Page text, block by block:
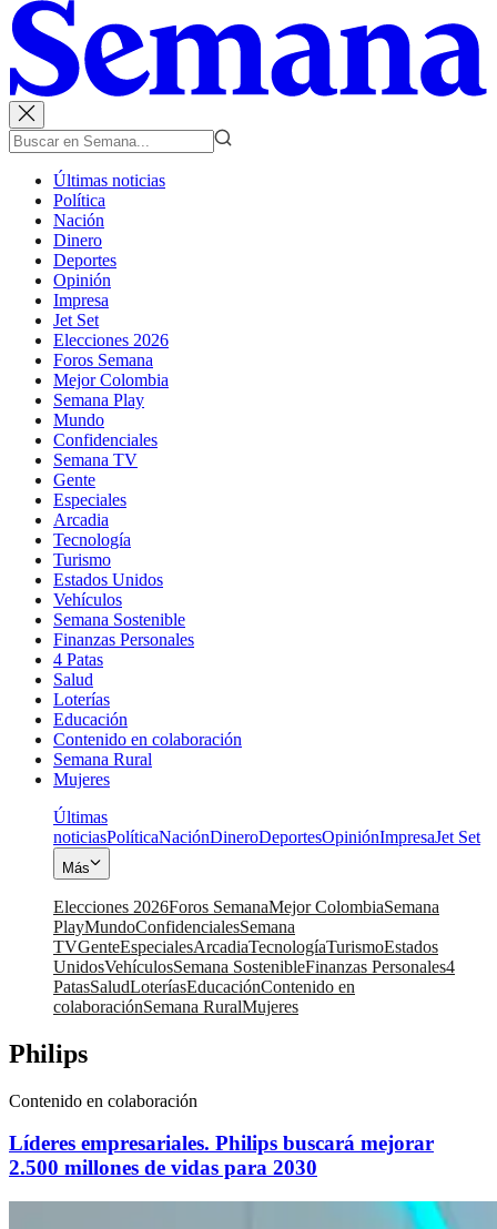
Últimas noticias
Política
Nación
Dinero
Deportes
Opinión
Impresa
Jet Set
Elecciones 2026
Foros Semana
Mejor Colombia
Semana Play
Mundo
Confidenciales
Semana TV
Gente
Especiales
Arcadia
Tecnología
Turismo
Estados Unidos
Vehículos
Semana Sostenible
Finanzas Personales
4 Patas
Salud
Loterías
Educación
Contenido en colaboración
Semana Rural
Mujeres
Últimas
noticiasPolíticaNaciónDineroDeportesOpiniónImpresaJet Set
Más
Elecciones 2026Foros SemanaMejor ColombiaSemana
PlayMundoConfidencialesSemana
TVGenteEspecialesArcadiaTecnologíaTurismoEstados
UnidosVehículosSemana SostenibleFinanzas Personales4
PatasSaludLoteríasEducaciónContenido en
colaboraciónSemana RuralMujeres
Philips
Contenido en colaboración
Líderes empresariales. Philips buscará mejorar
2.500 millones de vidas para 2030